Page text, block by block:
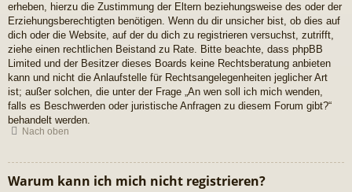
erheben, hierzu die Zustimmung der Eltern beziehungsweise des oder der
Erziehungsberechtigten benötigen. Wenn du dir unsicher bist, ob dies auf
dich oder die Website, auf der du dich zu registrieren versuchst, zutrifft,
ziehe einen rechtlichen Beistand zu Rate. Bitte beachte, dass phpBB
Limited und der Besitzer dieses Boards keine Rechtsberatung anbieten
kann und nicht die Anlaufstelle für Rechtsangelegenheiten jeglicher Art
ist; außer solchen, die unter der Frage „An wen soll ich mich wenden,
falls es Beschwerden oder juristische Anfragen zu diesem Forum gibt?“
behandelt werden.
Nach oben
Warum kann ich mich nicht registrieren?